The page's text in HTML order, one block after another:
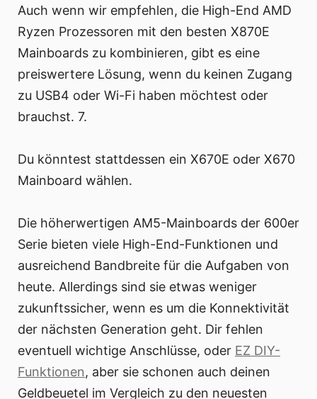
Auch wenn wir empfehlen, die High-End AMD
Ryzen Prozessoren mit den besten X870E
Mainboards zu kombinieren, gibt es eine
preiswertere Lösung, wenn du keinen Zugang
zu USB4 oder Wi-Fi haben möchtest oder
brauchst. 7.
Du könntest stattdessen ein X670E oder X670
Mainboard wählen.
Die höherwertigen AM5-Mainboards der 600er
Serie bieten viele High-End-Funktionen und
ausreichend Bandbreite für die Aufgaben von
heute. Allerdings sind sie etwas weniger
zukunftssicher, wenn es um die Konnektivität
der nächsten Generation geht. Dir fehlen
eventuell wichtige Anschlüsse, oder EZ DIY-
Funktionen, aber sie schonen auch deinen
Geldbeuetel im Vergleich zu den neuesten